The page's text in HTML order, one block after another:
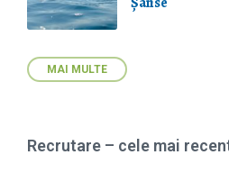
MAI MULTE
Recrutare – cele mai